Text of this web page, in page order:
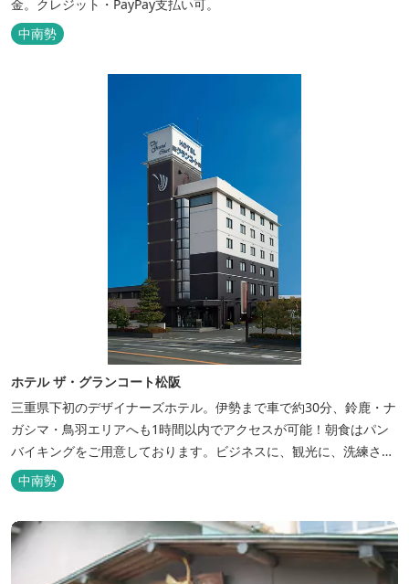
金。クレジット・PayPay支払い可。
中南勢
ホテル ザ・グランコート松阪
三重県下初のデザイナーズホテル。伊勢まで車で約30分、鈴鹿・ナ
ガシマ・鳥羽エリアへも1時間以内でアクセスが可能！朝食はパン
バイキングをご用意しております。ビジネスに、観光に、洗練され
た空間の中で上質なひとときをお過ごしください。
中南勢